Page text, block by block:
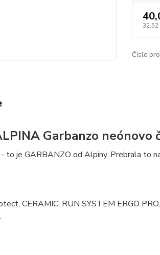
32,52
Číslo
Garbanzo neónovo
to je GARBANZO od Alpiny. Prebrala to
CERAMIC, RUN SYSTEM ERGO